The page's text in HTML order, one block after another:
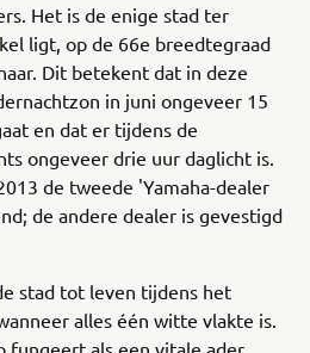
Het is de enige stad ter
ligt, op de 66e breedtegraad
Dit betekent dat in deze
in juni ongeveer 15
en dat er tijdens de
ongeveer drie uur daglicht is.
de tweede 'Yamaha-dealer
de andere dealer is gevestigd
stad tot leven tijdens het
alles één witte vlakte is.
fungeert als een vitale ader